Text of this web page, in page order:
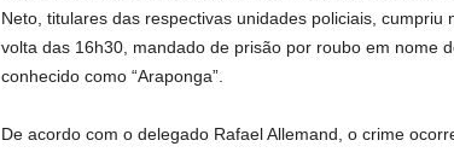
Neto, titulares das respectivas unidades policiais,
volta das 16h30, mandado de prisão por roubo em nome
conhecido como “Araponga”.
De acordo com o delegado Rafael Allemand, o crime